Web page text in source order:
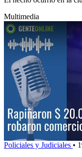
Multimedia
Policiales y Judiciales •